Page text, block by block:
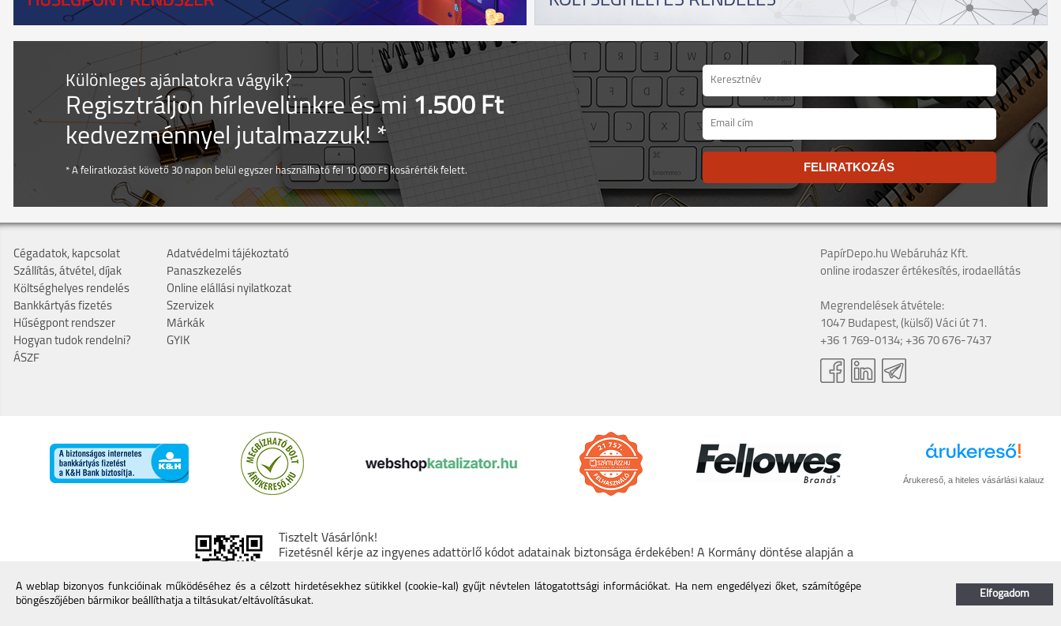
Különleges ajánlatokra vágyik?
Regisztráljon hírlevelünkre és mi 1.500 Ft
kedvezménnyel jutalmazzuk! *
* A feliratkozást követő 30 napon belül egyszer használható fel 10.000 Ft kosárérték felett. FELIRATKOZÁS
Cégadatok, kapcsolat
Szállítás, átvétel, díjak
Költséghelyes rendelés
Bankkártyás fizetés
Hűségpont rendszer
Hogyan tudok rendelni?
ÁSZF
Adatvédelmi tájékoztató
Panaszkezelés
Online elállási nyilatkozat
Szervizek
Márkák
GYIK
PapírDepo.hu Webáruház Kft.
online irodaszer értékesítés, irodaellátás
Megrendelések átvétele:
1047 Budapest, (külső) Váci út 71.
+36 1 769-0134; +36 70 676-7437
Árukereső, a hiteles vásárlási kalauz
Tisztelt Vásárlónk!
Fizetésnél kérje az ingyenes adattörlő kódot adatainak biztonsága érdekében! A Kormány döntése alapján a
További információk a Nemzeti Média- és Hírközlési Hatóság honlapján:https://nmhh.hu/veglegestorles
A weblap bizonyos funkcióinak működéséhez és a célzott hirdetésekhez sütikkel (cookie-kal) gyűjt névtelen látogatottsági információkat. Ha nem engedélyezi őket, számítógépe
böngészőjében bármikor beállíthatja a tiltásukat/eltávolításukat.
Elfogadom